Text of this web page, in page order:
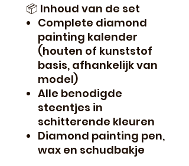
📦 Inhoud van de set
Complete diamond
painting kalender
(houten of kunststof
basis, afhankelijk van
model)
Alle benodigde
steentjes in
schitterende kleuren
Diamond painting pen,
wax en schudbakje